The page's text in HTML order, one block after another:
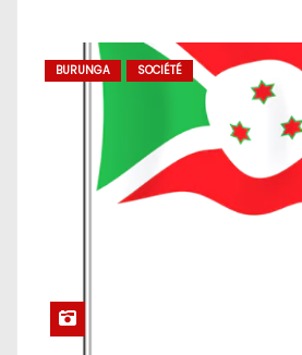
BURUNGA SOCIÉTÉ